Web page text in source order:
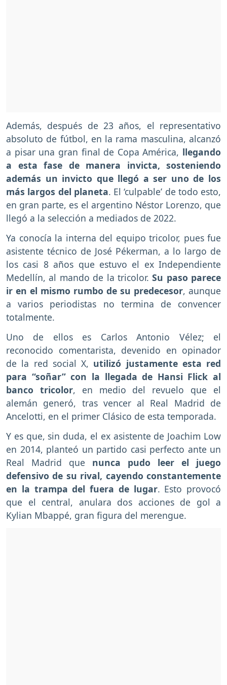
Además, después de 23 años, el representativo
absoluto de fútbol, en la rama masculina, alcanzó
a pisar una gran final de Copa América, llegando
a esta fase de manera invicta, sosteniendo
además un invicto que llegó a ser uno de los
más largos del planeta. El ‘culpable’ de todo esto,
en gran parte, es el argentino Néstor Lorenzo, que
llegó a la selección a mediados de 2022.
Ya conocía la interna del equipo tricolor, pues fue
asistente técnico de José Pékerman, a lo largo de
los casi 8 años que estuvo el ex Independiente
Medellín, al mando de la tricolor.Su paso parece
ir en el mismo rumbo de su predecesor, aunque
a varios periodistas no termina de convencer
totalmente.
Uno de ellos es Carlos Antonio Vélez; el
reconocido comentarista, devenido en opinador
de la red social X, utilizó justamente esta red
para “soñar” con la llegada de Hansi Flick al
banco tricolor, en medio del revuelo que el
alemán generó, tras vencer al Real Madrid de
Ancelotti, en el primer Clásico de esta temporada.
Y es que, sin duda, el ex asistente de Joachim Low
en 2014, planteó un partido casi perfecto ante un
Real Madrid que nunca pudo leer el juego
defensivo de su rival, cayendo constantemente
en la trampa del fuera de lugar. Esto provocó
que el central, anulara dos acciones de gol a
Kylian Mbappé, gran figura del merengue.